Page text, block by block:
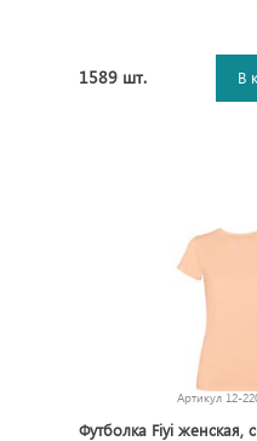
1589 шт. В
Артикул 12-
Футболка Fiyi женская,